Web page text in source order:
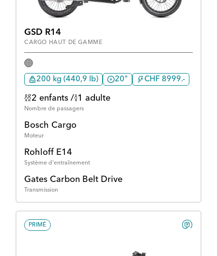
GSD R14
CARGO HAUT DE GAMME
200 kg (440,9 lb) 20" CHF 8999.-
2 enfants / 1 adulte
Nombre de passagers
Bosch Cargo
Moteur
Rohloff E14
Système d'entraînement
Gates Carbon Belt Drive
Transmission
PRIMÉ